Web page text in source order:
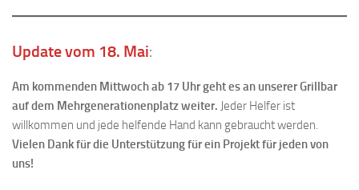
Update vom 18. Mai:
Am kommenden Mittwoch ab 17 Uhr geht es an unserer Grillbar
auf dem Mehrgenerationenplatz weiter. Jeder Helfer ist
willkommen und jede helfende Hand kann gebraucht werden.
Vielen Dank für die Unterstützung für ein Projekt für jeden von
uns!